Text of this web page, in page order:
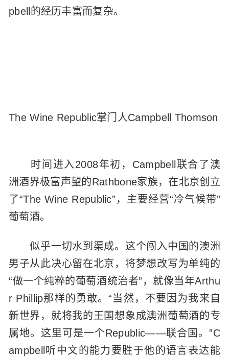
pbell的经历丰富而复杂。
The Wine Republic掌门人Campbell Thomson
时间进入2008年初，Campbell联合了澳
洲酒界极富声望的Rathbone家族，在北京创立
了“The Wine Republic”，主要经营“冷气候带”
葡萄酒。
似乎一切水到渠成。这个闯入中国的澳洲
男子从此决心留在北京，将梦想改写为单纯的
“做一个纯粹的葡萄酒统治者”，就像当年Arthu
r Phillip那样的勇敢。“当然，不要因为我来自
新世界，就将我的王国想象成澳洲葡萄酒的专
属地。这里可是一个Republic——联合国。”C
ampbell听中文的能力要胜于他的语言表达能